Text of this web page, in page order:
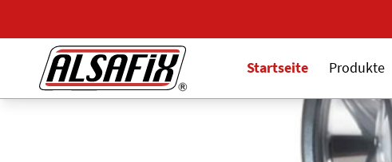
Startseite Produkte